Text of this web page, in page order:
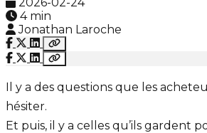
4 min
Jonathan Laroche
Il y a des questions que les
hésiter.
Et puis, il y a celles qu’ils gardent